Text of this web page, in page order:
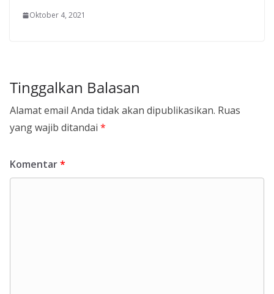
Oktober 4, 2021
Tinggalkan Balasan
Alamat email Anda tidak akan dipublikasikan. Ruas
yang wajib ditandai *
Komentar*